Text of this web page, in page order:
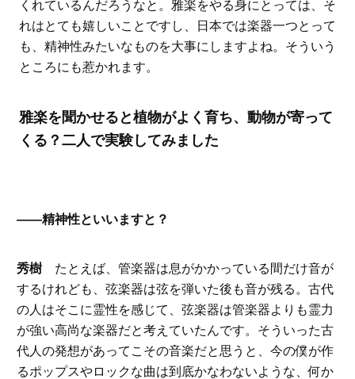
くれているんだろうなと。雅楽をやる身にとっては、そ
れはとても嬉しいことですし、日本では楽器一つとって
も、精神性みたいなものを大事にしますよね。そういう
ところにも惹かれます。
雅楽を聞かせると植物がよく育ち、動物が寄って
くる？二人で実験してみました
――精神性といいますと？
秀樹たとえば、管楽器は息がかかっている間だけ音が
するけれども、弦楽器は弦を弾いた後も音が残る。古代
の人はそこに霊性を感じて、弦楽器は管楽器よりも霊力
が強い高尚な楽器だと考えていたんです。そういった古
代人の発想があってこその音楽だと思うと、今の僕が作
るポップスやロックな曲は到底かなわないような、何か